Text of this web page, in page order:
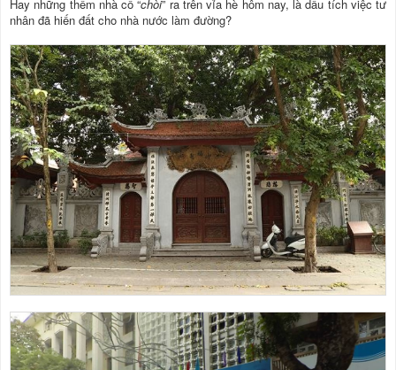
Hay những thềm nhà cổ “chòi” ra trên vỉa hè hôm nay, là dấu tích việc tư
nhân đã hiến đất cho nhà nước làm đường?